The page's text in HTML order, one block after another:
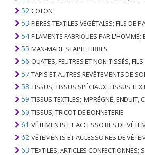
52 COTON
53 FIBRES TEXTILES VÉGÉTALES; FILS DE PAPIER ET
54 FILAMENTS FABRIQUES PAR L'HOMME; BANDES ET SIMILAIRES DE
55 MAN-MADE STAPLE FIBRES
56 OUATES, FEUTRES ET NON-TISSÉS, FILS SPÉCIAUX; FICELLES, CORDES,
57 TAPIS ET AUTRES REVÊTEMENTS DE
58 TISSUS; TISSUS SPÉCIAUX, TISSUS TEXTILES TUFTED, DENTELLE,
59 TISSUS TEXTILES; IMPRÉGNÉ, ENDUIT, COUVERT OU LAMINÉ; ARTICLES TEXTILES
60 TISSUS; TRICOT DE BONNETERIE
61 VÊTEMENTS ET ACCESSOIRES DE VÊTEMENTS;
62 VÊTEMENTS ET ACCESSOIRES DE
63 TEXTILES, ARTICLES CONFECTIONNÉS; SETS; VÊTEMENTS PORTÉS